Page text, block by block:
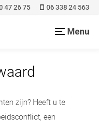
47 26 75 06 338 24 563
Menu
zijn? Heeft u te
een